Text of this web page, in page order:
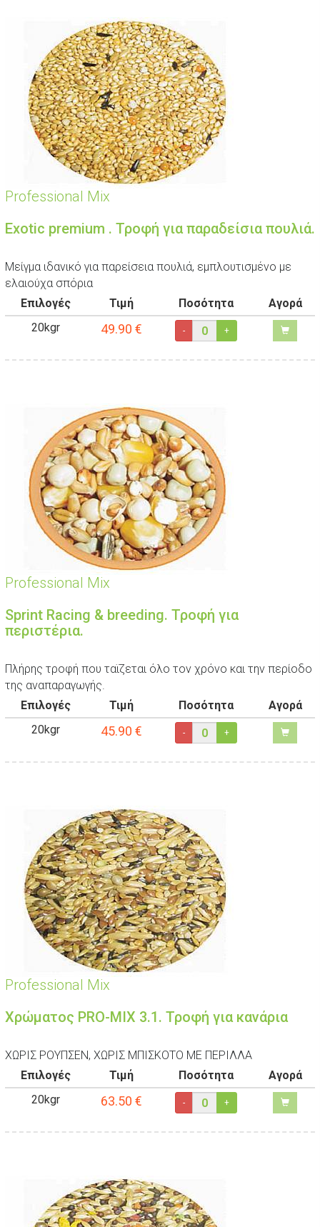
Professional Mix
Exotic premium . Τροφή για παραδείσια πουλιά.
Μείγμα ιδανικό για παρείσεια πουλιά, εμπλουτισμένο με
ελαιούχα σπόρια
Επιλογές
Τιμή Ποσότητα
Αγορά
20kgr
49.90 € - +
Professional Mix
Sprint Racing & breeding. Τροφή για
περιστέρια.
Πλήρης τροφή που ταϊζεται όλο τον χρόνο και την περίοδο
της αναπαραγωγής.
Επιλογές
Τιμή Ποσότητα
Αγορά
20kgr
45.90 € - +
Professional Mix
Χρώματος PRO-MIX 3.1. Τροφή για κανάρια
ΧΩΡΙΣ ΡΟΥΠΣΕΝ, ΧΩΡΙΣ ΜΠΙΣΚΟΤΟ ΜΕ ΠΕΡΙΛΛΑ
Επιλογές
Τιμή Ποσότητα
Αγορά
20kgr
63.50 € - +